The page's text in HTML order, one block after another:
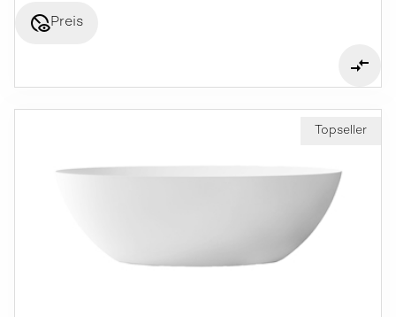
disabled_visiblePreis
Topseller